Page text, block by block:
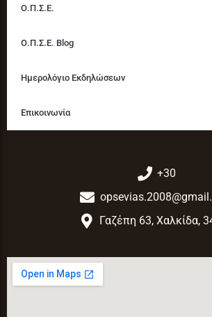
Ο.Π.Σ.Ε.
Ο.Π.Σ.Ε. Blog
Ημερολόγιο Εκδηλώσεων
Επικοινωνία
+30
Γαζέπη 63, Χαλκίδα,